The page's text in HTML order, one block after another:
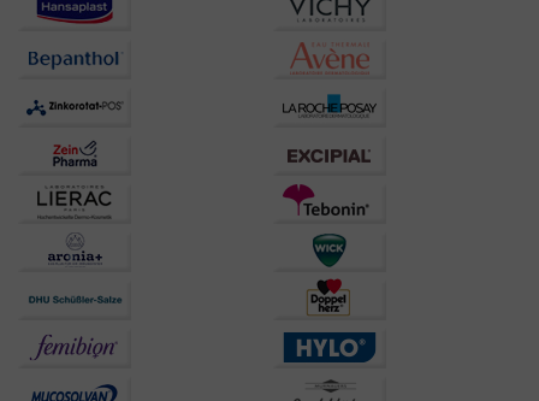
Bitte beachten Sie, dass Daten hierfür teilweise an
Dritte wie z.B. Google oder soziale Medien
übertragen werden.